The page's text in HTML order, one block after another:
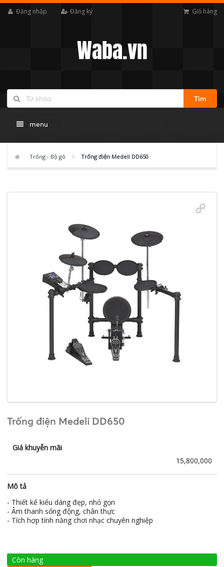
Đăng nhập Đăng ký Giỏ hàng
Waba.vn
Tìm
menu
Trống - Bộ gõ Trống điện Medeli DD650
Trống điện Medeli DD650
Giá khuyễn mãi
15,800,000
Mô tả
- Thiết kế kiểu dáng đẹp, nhỏ gọn
- Âm thanh sống động, chân thực
- Tích hợp tính năng chơi nhạc chuyên nghiệp
Còn hàng